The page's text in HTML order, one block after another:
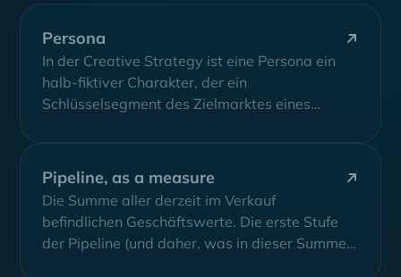
Persona
In der Creative Strategy ist eine Persona ein
halb-fiktiver Charakter, der ein
Schlüsselsegment des Zielmarktes eines
Pipeline, as a measure
Die Summe aller derzeit im Verkauf
befindlichen Geschäftswerte. Die erste Stufe
der Pipeline (und daher, was in dieser Summe